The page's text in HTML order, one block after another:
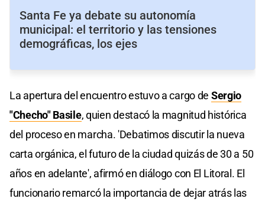
Santa Fe ya debate su autonomía
municipal: el territorio y las tensiones
demográficas, los ejes
La apertura del encuentro estuvo a cargo de Sergio
"Checho" Basile, quien destacó la magnitud histórica
del proceso en marcha. 'Debatimos discutir la nueva
carta orgánica, el futuro de la ciudad quizás de 30 a 50
años en adelante', afirmó en diálogo con El Litoral. El
funcionario remarcó la importancia de dejar atrás las